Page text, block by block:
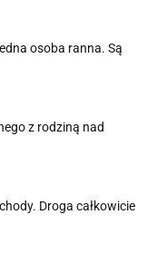
osoba ranna. Są
z rodziną nad
Droga całkowicie